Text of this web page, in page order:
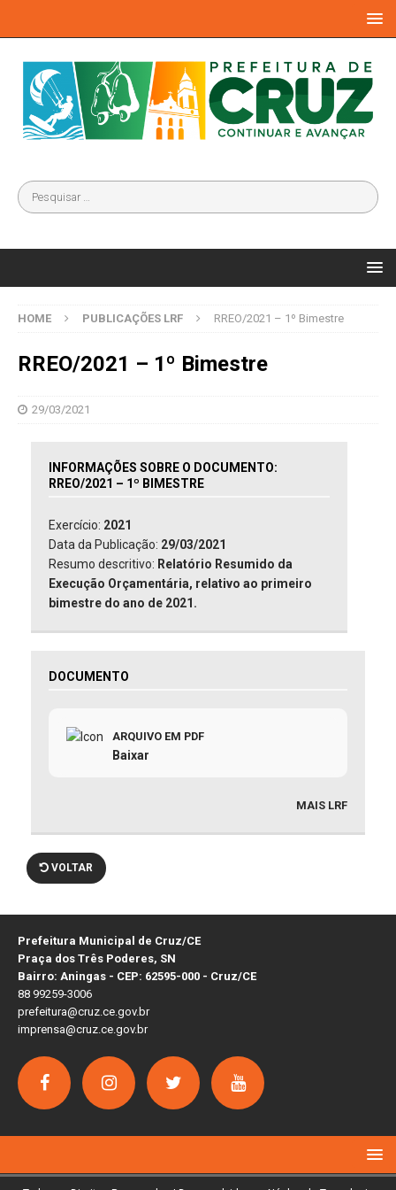
HOME PUBLICAÇÕES LRF RREO/2021 – 1º Bimestre
RREO/2021 – 1º Bimestre
29/03/2021
INFORMAÇÕES SOBRE O DOCUMENTO:
RREO/2021 – 1º BIMESTRE
Exercício: 2021
Data da Publicação: 29/03/2021
Resumo descritivo: Relatório Resumido da
Execução Orçamentária, relativo ao primeiro
bimestre do ano de 2021.
DOCUMENTO
ARQUIVO EM PDF
Baixar
MAIS LRF
VOLTAR
Prefeitura Municipal de Cruz/CE
Praça dos Três Poderes, SN
Bairro: Aningas - CEP: 62595-000 - Cruz/CE
88 99259-3006
prefeitura@cruz.ce.gov.br
imprensa@cruz.ce.gov.br